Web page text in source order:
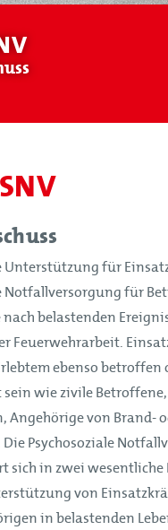
Unterstützung für
Notfallversorgung für
belastenden
Feuerwehrarbeit.
ebenso betroffen
wie zivile Betroffene,
Angehörige von Brand-
Psychosoziale
sich in zwei wesentliche
von
in belastenden